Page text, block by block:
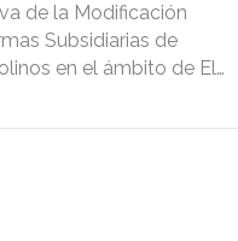
de la Modificación
Subsidiarias de
en el ámbito de El…